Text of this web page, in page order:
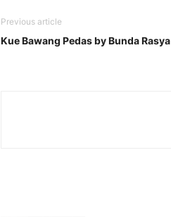
Previous article
Kue Bawang Pedas by Bunda Rasya